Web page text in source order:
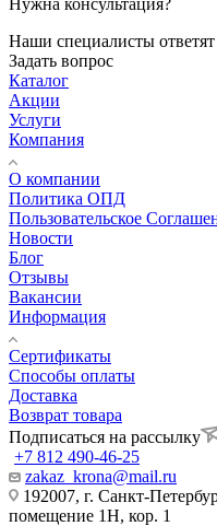
Наши специалисты
Задать вопрос
Каталог
Акции
Услуги
Компания
О компании
Политика ОПД
Пользовательское
Новости
Блог
Отзывы
Вакансии
Информация
Сертификаты
Способы оплаты
Доставка
Возврат товара
Подписаться на рассылку
+7 812 490-46-25
zakaz_krona@mail.ru
192007, г. Санкт-
помещение 1Н, кор. 1